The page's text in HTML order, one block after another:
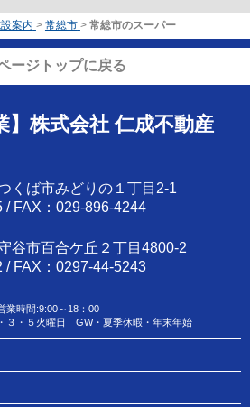
案内 > 常総市 > 常総市のスーパー
ージトップに戻る
】株式会社 仁成不動産
くば市みどりの１丁目2-1
/ FAX：029-896-4244
谷市百合ケ丘２丁目4800-2
/ FAX：0297-44-5243
業時間:9:00～18：00
３・５火曜日 GW・夏季休暇・年末年始